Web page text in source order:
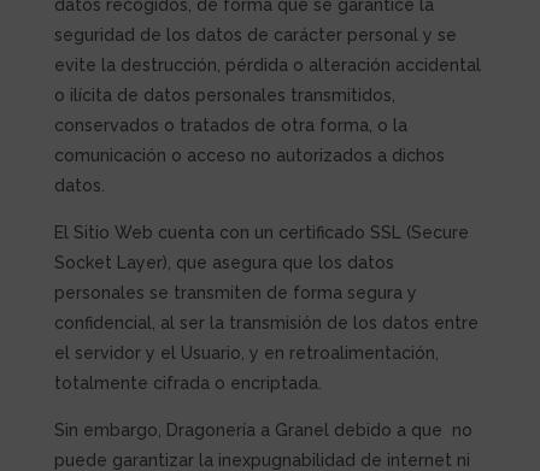
datos recogidos, de forma que se garantice la
seguridad de los datos de carácter personal y se
evite la destrucción, pérdida o alteración accidental
o ilícita de datos personales transmitidos,
conservados o tratados de otra forma, o la
comunicación o acceso no autorizados a dichos
datos.
El Sitio Web cuenta con un certificado SSL (Secure
Socket Layer), que asegura que los datos
personales se transmiten de forma segura y
confidencial, al ser la transmisión de los datos entre
el servidor y el Usuario, y en retroalimentación,
totalmente cifrada o encriptada.
Sin embargo, Dragonería a Granel debido a que
no
puede garantizar la inexpugnabilidad de internet ni